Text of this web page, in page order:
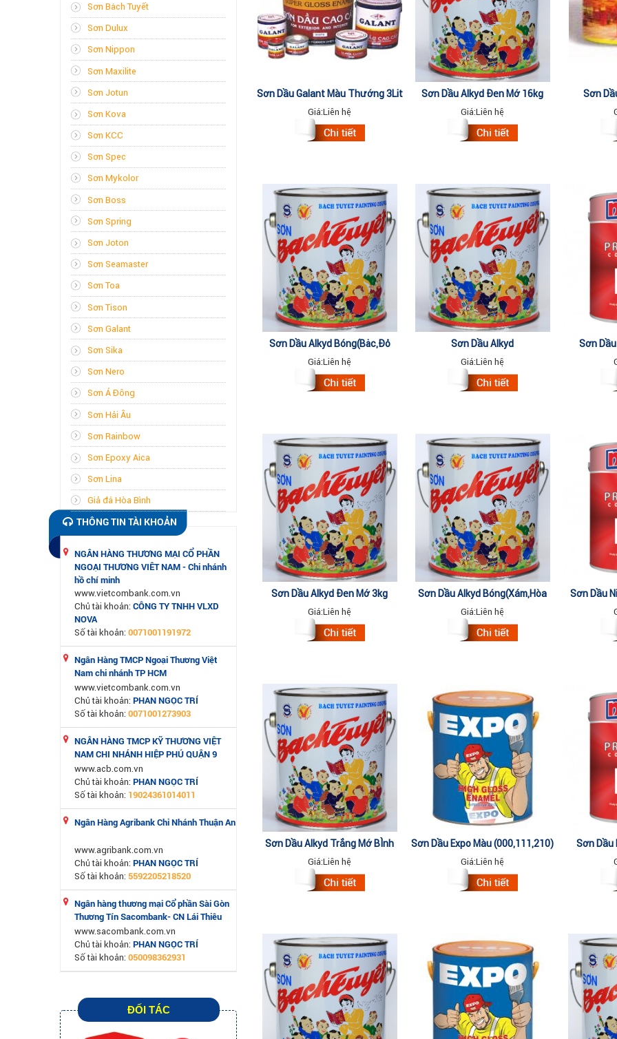
Sơn Bạch Tuyết
Sơn Dulux
Sơn Nippon
Sơn Maxilite
Sơn Jotun
Sơn Kova
Sơn KCC
Sơn Spec
Sơn Mykolor
Sơn Boss
Sơn Spring
Sơn Joton
Sơn Seamaster
Sơn Toa
Sơn Tison
Sơn Galant
Sơn Sika
Sơn Nero
Sơn Á Đông
Sơn Hải Âu
Sơn Rainbow
Sơn Epoxy Aica
Sơn Lina
Giả đá Hòa Bình
THÔNG TIN TÀI KHOẢN
NGÂN HÀNG THƯƠNG MẠI CỔ PHẦN
NGOẠI THƯƠNG VIÊT NAM - Chi nhánh
hồ chí minh
www.vietcombank.com.vn
Chủ tài khoản: CÔNG TY TNHH VLXD
NOVA
Số tài khoản: 0071001191972
Ngân Hàng TMCP Ngoại Thương Việt
Nam chi nhánh TP HCM
www.vietcombank.com.vn
Chủ tài khoản: PHAN NGỌC TRÍ
Số tài khoản: 0071001273903
NGÂN HÀNG TMCP KỸ THƯƠNG VIỆT
NAM CHI NHÁNH HIỆP PHÚ QUẬN 9
www.acb.com.vn
Chủ tài khoản: PHAN NGỌC TRÍ
Số tài khoản: 19024361014011
Ngân Hàng Agribank Chi Nhánh Thuận An
www.agribank.com.vn
Chủ tài khoản: PHAN NGỌC TRÍ
Số tài khoản: 5592205218520
Ngân hàng thương mại Cổ phần Sài Gòn
Thương Tín Sacombank- CN Lái Thiêu
www.sacombank.com.vn
Chủ tài khoản: PHAN NGỌC TRÍ
Số tài khoản: 050098362931
ĐỐI TÁC
Sơn Dầu Galant Màu Thường 3Lit
Giá:Liên hệ
Sơn Dầu Alkyd Đen Mờ 16kg
Giá:Liên hệ
Sơn
Sơn Dầu Alkyd Bóng(Bạc,Đỏ
Nâu,Yamaha, Đỏ...) 16kg
Giá:Liên hệ
Sơn Dầu Alkyd
Bóng(Đen,Nâu,Dương,Xanh Ngọc
Đậm) 2.8kg
Giá:Liên hệ
Sơn
Sơn Dầu Alkyd Đen Mờ 3kg
Giá:Liên hệ
Sơn Dầu Alkyd Bóng(Xám,Hòa
Bình,Vàng Chanh,Lá Mạ,Vert
Nikko,Xanh Rêu...) 16kg
Giá:Liên hệ
Sơn Dầu
Sơn Dầu Alkyd Trắng Mờ BÌnh
4kg
Giá:Liên hệ
Sơn Dầu Expo Màu (000,111,210)
3Lit
Giá:Liên hệ
Sơn Dầu